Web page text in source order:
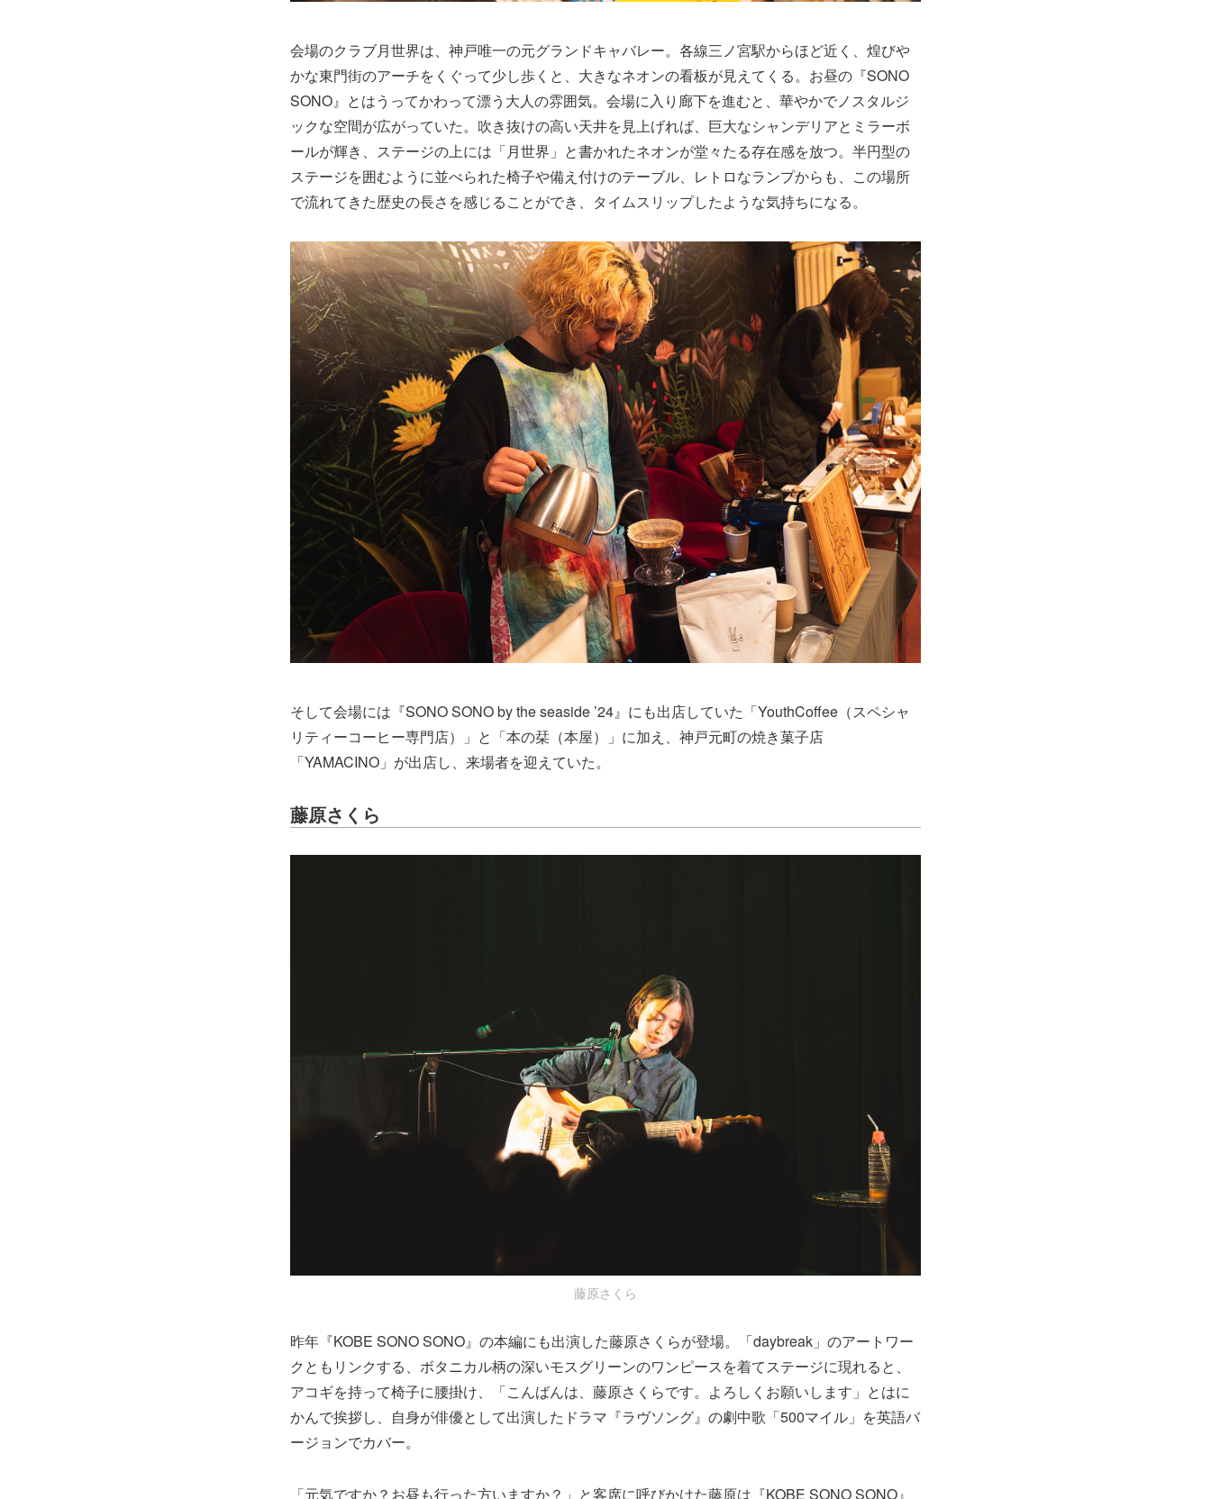
会場のクラブ月世界は、神戸唯一の元グランドキャバレー。各線三ノ宮駅からほど近く、煌びや
かな東門街のアーチをくぐって少し歩くと、大きなネオンの看板が見えてくる。お昼の『SONO
SONO』とはうってかわって漂う大人の雰囲気。会場に入り廊下を進むと、華やかでノスタルジ
ックな空間が広がっていた。吹き抜けの高い天井を見上げれば、巨大なシャンデリアとミラーボ
ールが輝き、ステージの上には「月世界」と書かれたネオンが堂々たる存在感を放つ。半円型の
ステージを囲むように並べられた椅子や備え付けのテーブル、レトロなランプからも、この場所
で流れてきた歴史の長さを感じることができ、タイムスリップしたような気持ちになる。
そして会場には『SONO SONO by the seaside ’24』にも出店していた「YouthCoffee（スペシャ
リティーコーヒー専門店）」と「本の栞（本屋）」に加え、神戸元町の焼き菓子店
「YAMACINO」が出店し、来場者を迎えていた。
藤原さくら
藤原さくら
昨年『KOBE SONO SONO』の本編にも出演した藤原さくらが登場。「daybreak」のアートワー
クともリンクする、ボタニカル柄の深いモスグリーンのワンピースを着てステージに現れると、
アコギを持って椅子に腰掛け、「こんばんは、藤原さくらです。よろしくお願いします」とはに
かんで挨拶し、自身が俳優として出演したドラマ『ラヴソング』の劇中歌「500マイル」を英語バ
ージョンでカバー。
「元気ですか？お昼も行った方いますか？」と客席に呼びかけた藤原は『KOBE SONO SONO』